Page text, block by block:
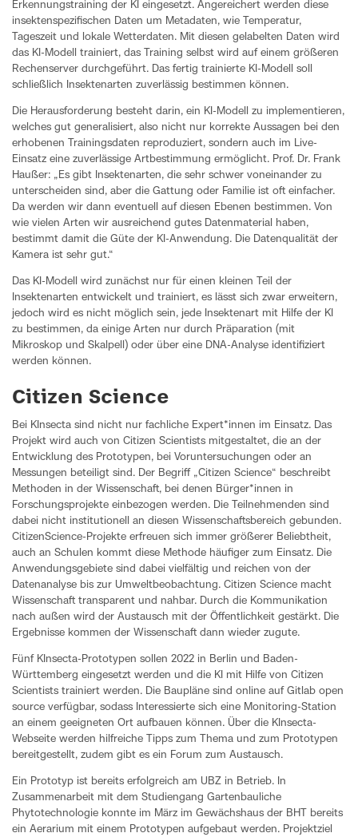
Erkennungstraining der KI eingesetzt. Angereichert werden diese
insektenspezifischen Daten um Metadaten, wie Temperatur,
Tageszeit und lokale Wetterdaten. Mit diesen gelabelten Daten wird
das KI-Modell trainiert, das Training selbst wird auf einem größeren
Rechenserver durchgeführt. Das fertig trainierte KI-Modell soll
schließlich Insektenarten zuverlässig bestimmen können.
Die Herausforderung besteht darin, ein KI-Modell zu implementieren,
welches gut generalisiert, also nicht nur korrekte Aussagen bei den
erhobenen Trainingsdaten reproduziert, sondern auch im Live-
Einsatz eine zuverlässige Artbestimmung ermöglicht. Prof. Dr. Frank
Haußer: „Es gibt Insektenarten, die sehr schwer voneinander zu
unterscheiden sind, aber die Gattung oder Familie ist oft einfacher.
Da werden wir dann eventuell auf diesen Ebenen bestimmen. Von
wie vielen Arten wir ausreichend gutes Datenmaterial haben,
bestimmt damit die Güte der KI-Anwendung. Die Datenqualität der
Kamera ist sehr gut.“
Das KI-Modell wird zunächst nur für einen kleinen Teil der
Insektenarten entwickelt und trainiert, es lässt sich zwar erweitern,
jedoch wird es nicht möglich sein, jede Insektenart mit Hilfe der KI
zu bestimmen, da einige Arten nur durch Präparation (mit
Mikroskop und Skalpell) oder über eine DNA-Analyse identifiziert
werden können.
Citizen Science
Bei KInsecta sind nicht nur fachliche Expert*innen im Einsatz. Das
Projekt wird auch von Citizen Scientists mitgestaltet, die an der
Entwicklung des Prototypen, bei Voruntersuchungen oder an
Messungen beteiligt sind. Der Begriff „Citizen Science“ beschreibt
Methoden in der Wissenschaft, bei denen Bürger*innen in
Forschungsprojekte einbezogen werden. Die Teilnehmenden sind
dabei nicht institutionell an diesen Wissenschaftsbereich gebunden.
CitizenScience-Projekte erfreuen sich immer größerer Beliebtheit,
auch an Schulen kommt diese Methode häufiger zum Einsatz. Die
Anwendungsgebiete sind dabei vielfältig und reichen von der
Datenanalyse bis zur Umweltbeobachtung. Citizen Science macht
Wissenschaft transparent und nahbar. Durch die Kommunikation
nach außen wird der Austausch mit der Öffentlichkeit gestärkt. Die
Ergebnisse kommen der Wissenschaft dann wieder zugute.
Fünf KInsecta-Prototypen sollen 2022 in Berlin und Baden-
Württemberg eingesetzt werden und die KI mit Hilfe von Citizen
Scientists trainiert werden. Die Baupläne sind online auf Gitlab open
source verfügbar, sodass Interessierte sich eine Monitoring-Station
an einem geeigneten Ort aufbauen können. Über die KInsecta-
Webseite werden hilfreiche Tipps zum Thema und zum Prototypen
bereitgestellt, zudem gibt es ein Forum zum Austausch.
Ein Prototyp ist bereits erfolgreich am UBZ in Betrieb. In
Zusammenarbeit mit dem Studiengang Gartenbauliche
Phytotechnologie konnte im März im Gewächshaus der BHT bereits
ein Aerarium mit einem Prototypen aufgebaut werden. Projektziel